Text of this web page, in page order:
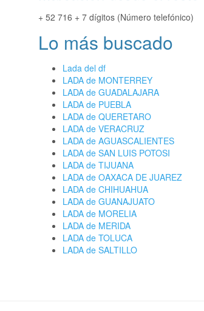
+ 52 716 + 7 dígitos (Número telefónico)
Lo más buscado
Lada del df
LADA de MONTERREY
LADA de GUADALAJARA
LADA de PUEBLA
LADA de QUERETARO
LADA de VERACRUZ
LADA de AGUASCALIENTES
LADA de SAN LUIS POTOSI
LADA de TIJUANA
LADA de OAXACA DE JUAREZ
LADA de CHIHUAHUA
LADA de GUANAJUATO
LADA de MORELIA
LADA de MERIDA
LADA de TOLUCA
LADA de SALTILLO